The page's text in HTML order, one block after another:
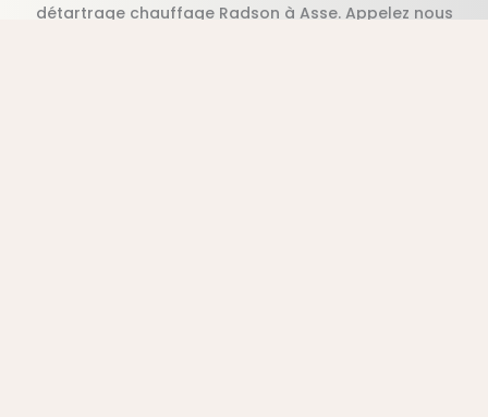
détartrage chauffage Radson à Asse. Appelez nous